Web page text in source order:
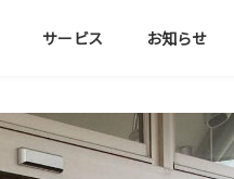
サービス お知らせ